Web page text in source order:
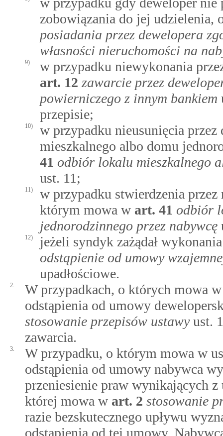
zobowiązania do jej
posiadania przez dewelopera
własności nieruchomości na
9)
w przypadku niewykonania
art. 12 zawarcie przez
powierniczego z innym bankiem
przepisie;
10)
w przypadku nieusunięcia
mieszkalnego albo domu
41 odbiór lokalu mieszkalnego
ust. 11;
11)
w przypadku stwierdzenia
którym mowa w art. 41 odbiór
jednorodzinnego przez nabywcę
12)
jeżeli syndyk zażądał
odstąpienie od umowy
upadłościowe.
2.
W przypadkach, o których mowa
odstąpienia od umowy
stosowanie przepisów ustawyust.
zawarcia.
3.
W przypadku, o którym mowa w
odstąpienia od umowy nabywca
przeniesienie praw wynikających
której mowa w art. 2 stosowanie
razie bezskutecznego upływu
odstąpienia od tej umowy.